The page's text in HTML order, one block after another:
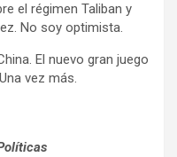
el régimen Taliban y
No soy optimista.
El nuevo gran juego
vez más.